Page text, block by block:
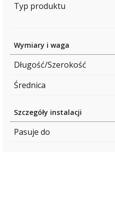
Typ produktu
Wymiary i waga
Długość/Szerokość
Średnica
Szczegóły instalacji
Pasuje do